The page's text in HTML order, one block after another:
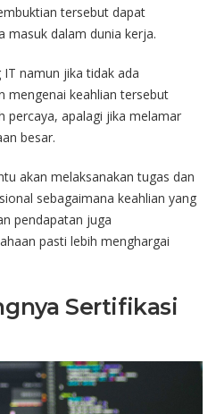
tersebut dapat
masuk dalam dunia kerja.
IT namun jika tidak ada
mengenai keahlian tersebut
percaya, apalagi jika melamar
besar.
akan melaksanakan tugas dan
sebagaimana keahlian yang
pendapatan juga
pasti lebih menghargai
Sertifikasi